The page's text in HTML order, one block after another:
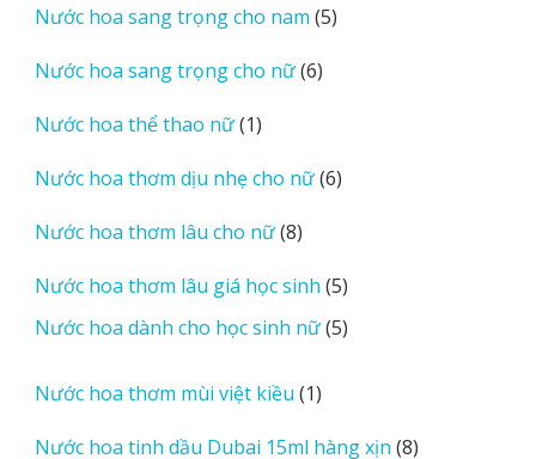
phẩm
Nước hoa sang trọng cho nam 55
Nước hoa sang trọng cho nữ 66
Nước hoa thể thao nữ 11
phẩm
Nước hoa thơm dịu nhẹ cho nữ 66
Nước hoa thơm lâu cho nữ 88
phẩm
Nước hoa thơm lâu giá học sinh 55
sản
phẩm
Nước hoa dành cho học sinh nữ 55
Nước hoa thơm mùi việt kiều 11
phẩm
Nước hoa tinh dầu Dubai 15ml hàng xịn 88